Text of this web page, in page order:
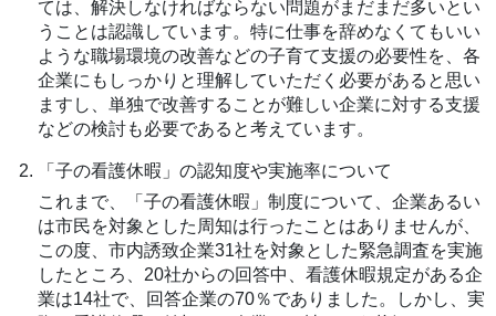
ては、解決しなければならない問題がまだまだ多いとい
うことは認識しています。特に仕事を辞めなくてもいい
ような職場環境の改善などの子育て支援の必要性を、各
企業にもしっかりと理解していただく必要があると思い
ますし、単独で改善することが難しい企業に対する支援
などの検討も必要であると考えています。
「子の看護休暇」の認知度や実施率について
これまで、「子の看護休暇」制度について、企業あるい
は市民を対象とした周知は行ったことはありませんが、
この度、市内誘致企業31社を対象とした緊急調査を実施
したところ、20社からの回答中、看護休暇規定がある企
業は14社で、回答企業の70％でありました。しかし、実